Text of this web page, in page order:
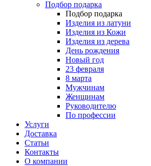
Подбор подарка
Подбор подарка
Изделия из латуни
Изделия из Кожи
Изделия из дерева
День рождения
Новый год
23 февраля
8 марта
Мужчинам
Женщинам
Руководителю
По профессии
Услуги
Доставка
Статьи
Контакты
О компании